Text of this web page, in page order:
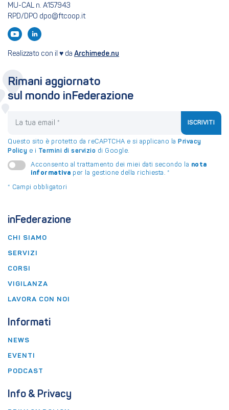
MU-CAL n. A157943
RPD/DPO dpo@ftcoop.it
Realizzato con il ♥ da Archimede.nu
inFederazione
CHI SIAMO
SERVIZI
CORSI
VIGILANZA
LAVORA CON NOI
Informati
NEWS
EVENTI
PODCAST
Info & Privacy
Rimani aggiornato
sul mondo inFederazione
ISCRIVITI
Questo sito è protetto da reCAPTCHA e si applicano la Privacy
Policy e i Termini di servizio di Google.
Acconsento al trattamento dei miei dati secondo la nota
informativa per la gestione della richiesta. *
* Campi obbligatori